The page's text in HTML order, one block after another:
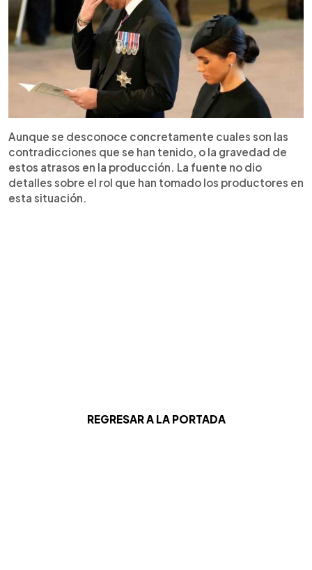
Aunque se desconoce concretamente cuales son las
contradicciones que se han tenido, o la gravedad de
estos atrasos en la producción. La fuente no dio
detalles sobre el rol que han tomado los productores en
esta situación.
REGRESAR A LA PORTADA